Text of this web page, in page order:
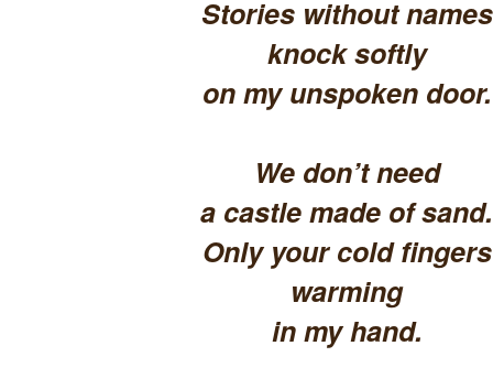
Stories without names
knock softly
on my unspoken door.
We don’t need
a castle made of sand.
Only your cold fingers
warming
in my hand.